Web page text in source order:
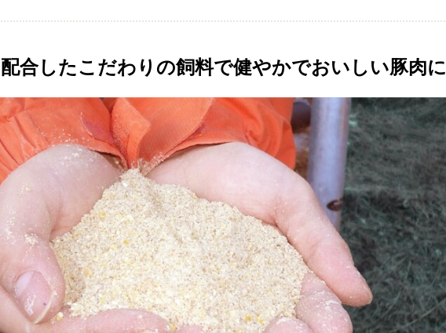
合したこだわりの飼料で健やかでおいしい豚肉に